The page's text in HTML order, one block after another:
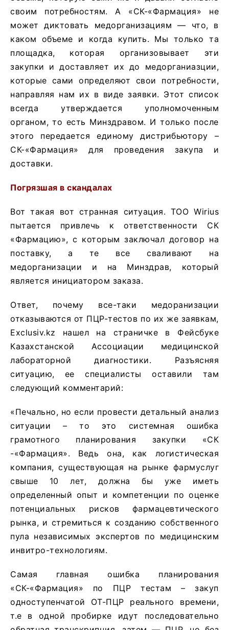
своим потребностям. А «СК-«Фармация» не
может диктовать медорганизациям — что, в
каком объеме и когда купить. Мы только та
площадка, которая организовывает эти
закупки и доставляет их до медорганиазции,
которые сами определяют свои потребности,
направляя нам их в виде заявки. Этот список
всегда утверждается уполномоченным
органом, то есть Минздравом. И только после
этого передается единому дистрибьютору –
СК-«Фармация» для проведения закупа и
доставки.
Погрязшая в скандалах
Вот такая вот странная ситуация. ТОО Wirius
пытается привлечь к ответственности СК
«Фармацию», с которым заключал договор на
поставку, а те все сваливают на
медорганизации и на Минздрав, который
является инициатором заказа.
Ответ, почему все-таки медоранизации
отказываются от ПЦР-тестов по их же заявкам,
Exclusiv.kz нашел на страничке в Фейсбуке
Казахстанской Ассоциации медицинской
лабораторной диагностики. Разъясняя
ситуацию, ее специалисты оставили там
следующий комментарий:
«Печально, но если провести детальный анализ
ситуации – то это системная ошибка
грамотного планирования закупки «СК
-«Фармация». Ведь она, как логистическая
компания, существующая на рынке фармуслуг
свыше 10 лет, должна бы уже иметь
определенный опыт и компетенции по оценке
потенциальных рисков фармацевтического
рынка, и стремиться к созданию собственного
пула независимых экспертов по медицинским
инвитро-технологиям.
Самая главная ошибка планирования
«СК-«Фармация» по ПЦР тестам – закуп
одноступенчатой ОТ-ПЦР реального времени,
т.е в одной пробирке идут последовательно